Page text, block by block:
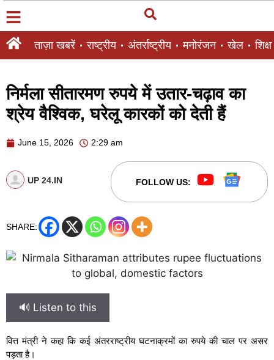
ताज़ा खबरें राष्ट्रीय अंतर्राष्ट्रीय मनोरंजन खेल शिक्षा
निर्मला सीतारमण रुपये में उतार-चढ़ाव का
श्रेय वैश्विक, घरेलू कारकों को देती हैं
June 15, 2026 2:29 am
UP 24.IN FOLLOW US:
SHARE:
🔊 Listen to this
वित्त मंत्री ने कहा कि कई अंतरराष्ट्रीय घटनाक्रमों का रुपये की चाल पर असर
पड़ता है।